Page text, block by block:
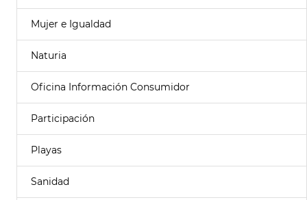
Mujer e Igualdad
Naturia
Oficina Información Consumidor
Participación
Playas
Sanidad